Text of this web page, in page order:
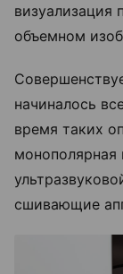
визуализация
объемном
начиналось
время таких
монополярная
сшивающие